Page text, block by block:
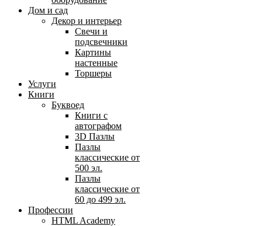
Дом и сад
Декор и интерьер
Свечи и
подсвечники
Картины
настенные
Торшеры
Услуги
Книги
Буквоед
Книги с
автографом
3D Пазлы
Пазлы
классические от
500 эл.
Пазлы
классические от
60 до 499 эл.
Профессии
HTML Academy